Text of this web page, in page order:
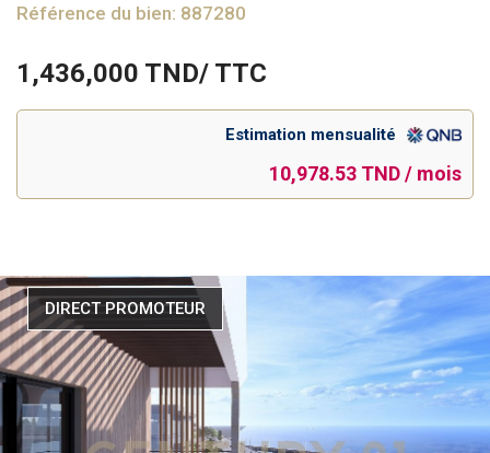
Référence du bien: 887280
1,436,000 TND/ TTC
Estimation mensualité
10,978.53 TND / mois
DIRECT PROMOTEUR